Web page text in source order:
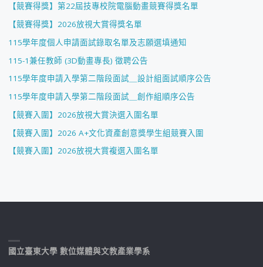
【競賽得獎】第22屆技專校院電腦動畫競賽得獎名單
【競賽得獎】2026放視大賞得獎名單
115學年度個人申請面試錄取名單及志願選填通知
115-1兼任教師 (3D動畫專長) 徵聘公告
115學年度申請入學第二階段面試＿設計組面試順序公告
115學年度申請入學第二階段面試＿創作組順序公告
【競賽入圍】2026放視大賞決選入圍名單
【競賽入圍】2026 A+文化資產創意獎學生組競賽入圍
【競賽入圍】2026放視大賞複選入圍名單
國立臺東大學 數位媒體與文教產業學系